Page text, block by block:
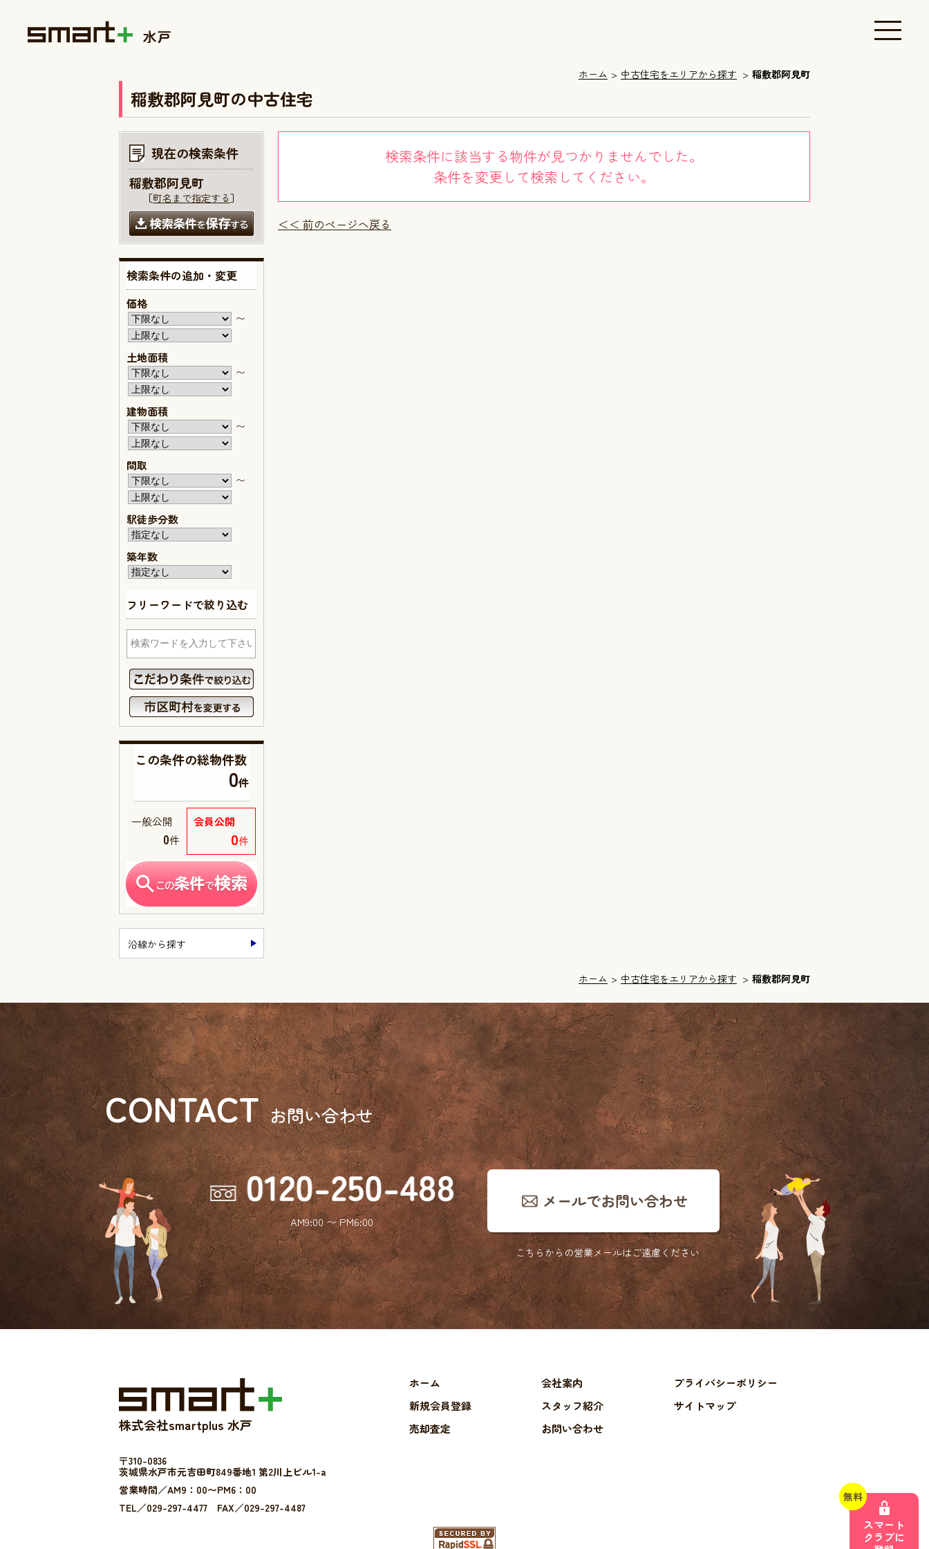
ホーム 中古住宅をエリアから探す 稲敷郡阿見町
稲敷郡阿見町の中古住宅
検索条件に該当する物件が見つかりませんでした。
条件を変更して検索してください。
＜＜ 前のページへ戻る
現在の検索条件
稲敷郡阿見町
［町名まで指定する］
検索条件の追加・変更
価格
〜
土地面積
〜
建物面積
〜
間取
〜
駅徒歩分数
築年数
フリーワードで絞り込む
この条件の総物件数
0件
会員公開
0件
一般公開
0件
沿線から探す
ホーム 中古住宅をエリアから探す 稲敷郡阿見町
CONTACT お問い合わせ
AM9:00 〜 PM6:00
メールでお問い合わせ
こちらからの営業メールはご遠慮ください
株式会社smartplus 水戸
〒310-0836
茨城県水戸市元吉田町849番地1 第2川上ビル1-a
営業時間／AM9：00〜PM6：00
TEL／029-297-4477 FAX／029-297-4487
ホーム
新規会員登録
売却査定
会社案内
スタッフ紹介
お問い合わせ
プライバシーポリシー
サイトマップ
無料
スマート
クラブに